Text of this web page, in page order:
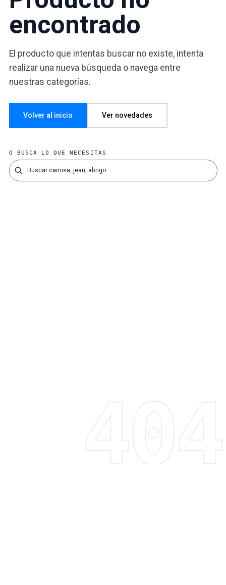
encontrado
El producto que intentas buscar no existe, intenta
realizar una nueva búsqueda o navega entre
nuestras categorías.
Volver al inicio Ver novedades
O BUSCA LO QUE NECESITAS